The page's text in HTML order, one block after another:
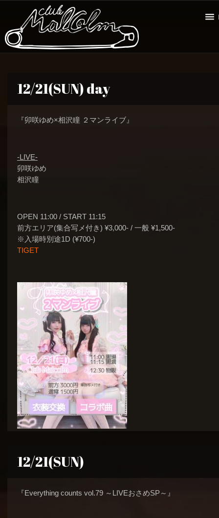
12/21(SUN) day
『卯咲ゆめ×相沢瞳 ２マンライブ』
-LIVE-
卯咲ゆめ
相沢瞳
OPEN 11:00 / START 11:15
前方エリア(集合写メ付き) ¥3,000- / 一般 ¥1,500-
※入場時別途1D (¥700-)
TIGET
12/21(SUN)
『Everything counts vol.79 ～LIVEおさめSP～』